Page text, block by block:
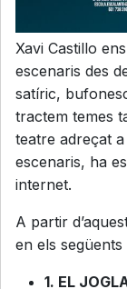
Xavi Castillo
escenaris des
satíric,
tractem temes
teatre adreçat
escenaris, ha
internet.
A partir
en els següents
1. EL